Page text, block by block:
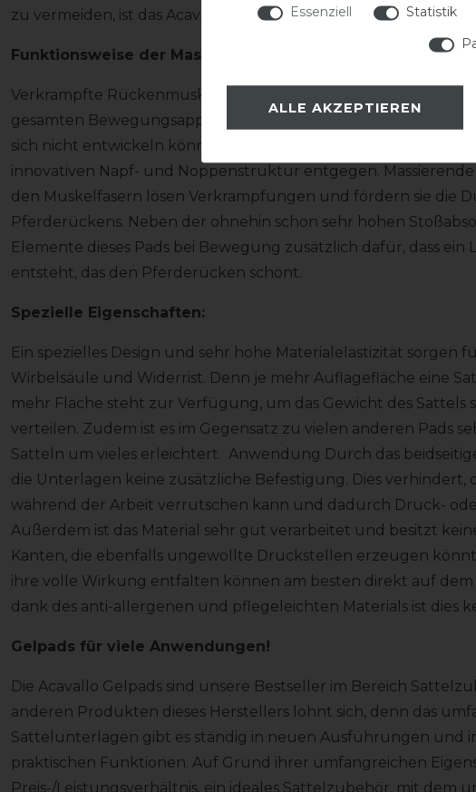
zu vermeiden, ist das Acavallo Gelpad genau die richtige
Funktionsweise der Massagenoppen:
Verkrampfte Rückenmuskulatur wird sehr schlecht
gesamten Bewegungsapparat des Pferdes. Hinzu kommt, dass
sich nicht entwickeln können. Alldem wirkt das Acavallo
innovativen Napf- und Noppenstruktur entgegen.
den Muskelfasern lösen Verkrampfungen und fördern sie die
Pferderückens. Neben der ohnehin schon sehr hohen
Elemente dieses Pads bei Bewegung zusätzlich dafür, dass
entsteht, das den Pferderücken schont.
Spezielle Eigenschaften:
Ein spezielles Design und sehr hohe Materialelastizität sorgen
Wirbelsäule und Widerrist. Denn je mehr Auflagefläche eine
mehr Fläche steht zur Verfügung, um das Gewicht des Sattels
verteilen. Zudem ist es im Gegensatz zu vielen anderen Pads
Satteln um vieles erleichtert. Anwendung Durch das
die Unterlagen keine zusätzliche Befestigung. Dies verhindert,
während der Arbeit verrutschen kann und dadurch Druck-
Außerdem ist das Material sehr gut verarbeitet und besitzt
Kanten, die ebenfalls ungewollte Druckstellen erzeugen
ihre volle Wirkung entfalten können am besten direkt auf
dank des anti-allergenen und pflegeleichten Materials ist dies
Gelpads für viele Anwendungen!
Die Acavallo Gelpads sind unsere Bestseller im Bereich
anderen Produkten dieses Herstellers lohnt sich, denn das
Sattelunterlagen gibt es ständig in neuen Ausführungen und
praktischen Funktionen. Auf Grund ihrer umfangreichen
Preis-/Leistungsverhältnis, ein ideales Sattelzubehör, mit dem
Essenziell Statistik
ALLE AKZEPTIEREN